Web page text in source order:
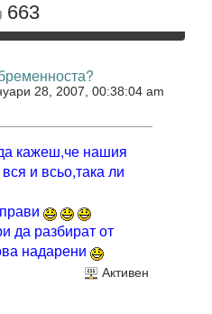
663
28, 2007, 00:38:04 am
кажеш,че нашия
и всьо,така ли
да разбират от
надарени
Активен